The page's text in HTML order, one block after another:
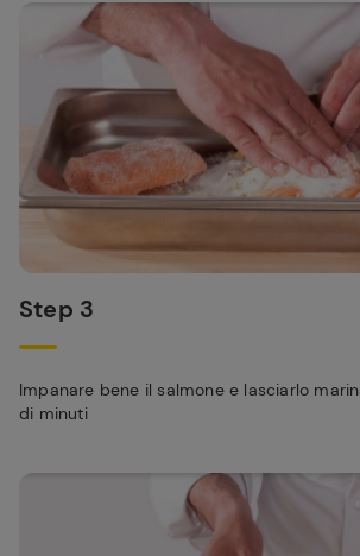
Step 3
Impanare bene il salmone e lasciarlo
di minuti